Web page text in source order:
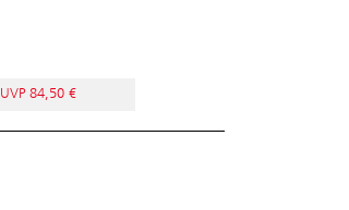
UVP 84,50 €